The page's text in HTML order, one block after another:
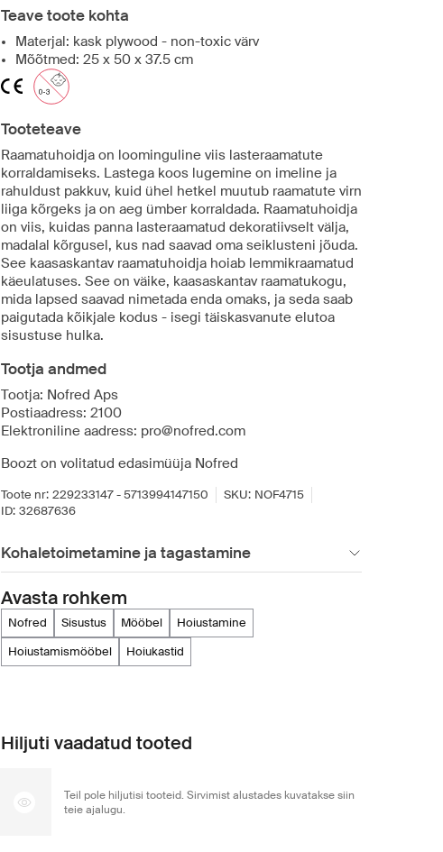
Teave toote kohta
Materjal: kask plywood - non-toxic värv
Mõõtmed: 25 x 50 x 37.5 cm
Tooteteave
Raamatuhoidja on loominguline viis lasteraamatute
korraldamiseks. Lastega koos lugemine on imeline ja
rahuldust pakkuv, kuid ühel hetkel muutub raamatute virn
liiga kõrgeks ja on aeg ümber korraldada. Raamatuhoidja
on viis, kuidas panna lasteraamatud dekoratiivselt välja,
madalal kõrgusel, kus nad saavad oma seiklusteni jõuda.
See kaasaskantav raamatuhoidja hoiab lemmikraamatud
käeulatuses. See on väike, kaasaskantav raamatukogu,
mida lapsed saavad nimetada enda omaks, ja seda saab
paigutada kõikjale kodus - isegi täiskasvanute elutoa
sisustuse hulka.
Tootja andmed
Tootja: Nofred Aps
Postiaadress: 2100
Elektroniline aadress: pro@nofred.com
Boozt on volitatud edasimüüja Nofred
Toote nr: 229233147 - 5713994147150 SKU: NOF4715
ID: 32687636
Kohaletoimetamine ja tagastamine
Avasta rohkem
nofred sisustus mööbel
hoiustamine
hoiustamismööbel
hoiukastid
Hiljuti vaadatud tooted
Teil pole hiljutisi tooteid. Sirvimist alustades kuvatakse siin
teie ajalugu.